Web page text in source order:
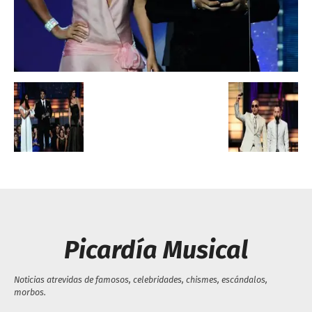
Escandalos,Morbo,
Picardía Musical
Noticias atrevidas de famosos, celebridades, chismes, escándalos,
morbos.